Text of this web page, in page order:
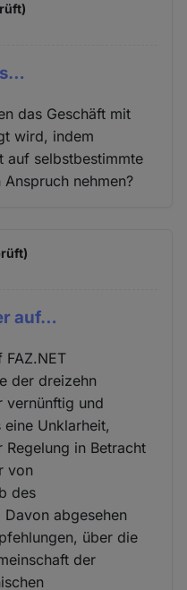
das Geschäft mit
wird, indem
auf selbstbestimmte
nehmen?
auf…
FAZ.NET
der dreizehn
vernünftig und
Unklarheit,
in Betracht
von
des
abgesehen
über die
der